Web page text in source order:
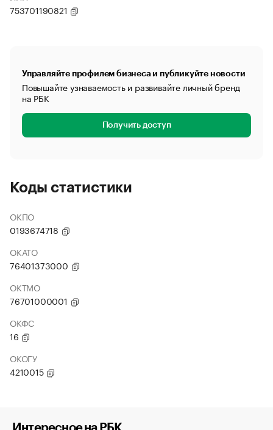
753701190821
Управляйте профилем бизнеса и публикуйте новости
Повышайте узнаваемость и развивайте личный бренд
на РБК
Получить доступ
Коды статистики
ОКПО
0193674718
ОКАТО
76401373000
ОКТМО
76701000001
ОКФС
16
ОКОГУ
4210015